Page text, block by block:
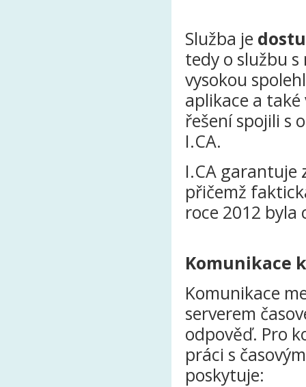
Služba je
tedy o službu
vysokou
aplikace a
řešení spojili s
I.CA.
I.CA garantuje
přičemž
roce 2012 byla
Komunikace
Komunikace
serverem
odpověď. Pro
práci s
poskytuje: